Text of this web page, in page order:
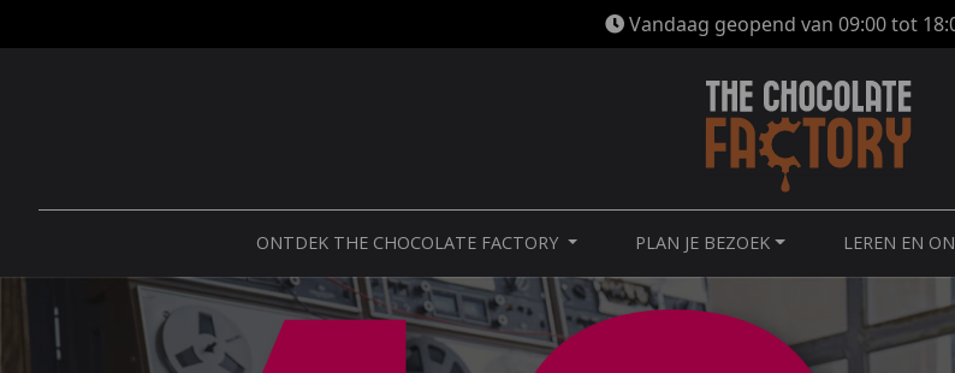
Vandaag geopend van 09:00 tot
ONTDEK THE CHOCOLATE FACTORY PLAN JE BEZOEK LEREN EN